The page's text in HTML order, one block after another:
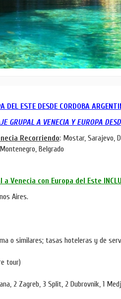
DEL ESTE DESDE CORDOBA
GRUPAL A VENECIA Y EUROPA
Recorriendo: Mostar, Sarajevo,
Belgrado
Venecia con Europa del Este
Aires.
o similares; tasas hoteleras y de
tour)
2 Zagreb, 3 Split, 2 Dubrovnik, 1